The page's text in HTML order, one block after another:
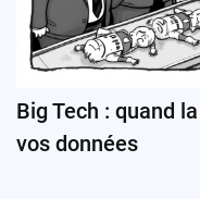
Big Tech : quand
vos données